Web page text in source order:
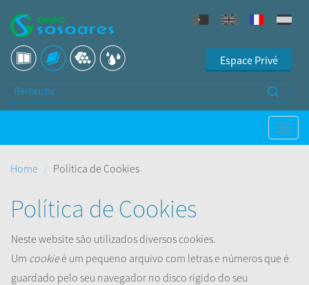
Espace Privé
Home Política de Cookies
Política de Cookies
Neste website são utilizados diversos cookies.
Um cookieé um pequeno arquivo com letras e números que é
guardado pelo seu navegador no disco rígido do seu